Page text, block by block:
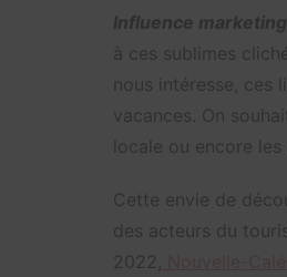
Influence marketing
à ces sublimes
nous intéresse,
vacances. On
locale ou encore
Cette envie de
des acteurs du
2022,